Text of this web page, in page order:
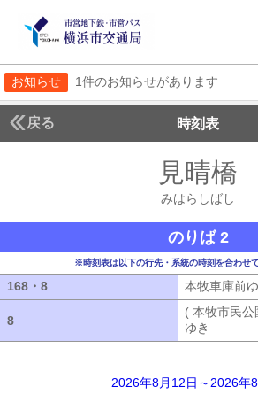
お知らせ 1件のお知らせがあります
戻る 時刻表
見晴橋
みはらしばし
のりば 2
※時刻表は以下の行先・系統の時刻を合わせ
168・8 本牧車庫前
8
( 本牧市民
ゆき
2026年8月12日～2026年